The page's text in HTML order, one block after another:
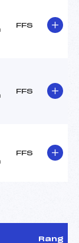
FFS
FFS
FFS
Rang